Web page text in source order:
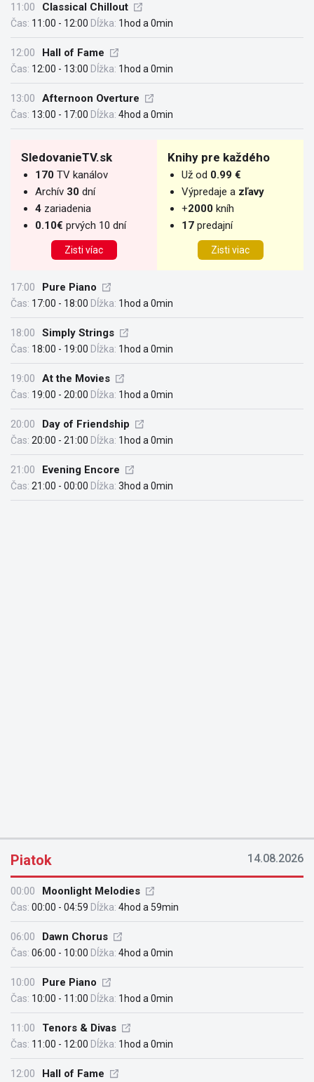
11:00 Classical Chillout
Čas: 11:00 - 12:00 Dĺžka: 1hod a 0min
12:00 Hall of Fame
Čas: 12:00 - 13:00 Dĺžka: 1hod a 0min
13:00 Afternoon Overture
Čas: 13:00 - 17:00 Dĺžka: 4hod a 0min
SledovanieTV.sk
170 TV kanálov
Archív 30 dní
4 zariadenia
0.10€ prvých 10 dní
Zisti víac
Knihy pre každého
Už od 0.99 €
Výpredaje a zľavy
+2000 kníh
17 predajní
Zisti viac
17:00 Pure Piano
Čas: 17:00 - 18:00 Dĺžka: 1hod a 0min
18:00 Simply Strings
Čas: 18:00 - 19:00 Dĺžka: 1hod a 0min
19:00 At the Movies
Čas: 19:00 - 20:00 Dĺžka: 1hod a 0min
20:00 Day of Friendship
Čas: 20:00 - 21:00 Dĺžka: 1hod a 0min
21:00 Evening Encore
Čas: 21:00 - 00:00 Dĺžka: 3hod a 0min
Piatok 14.08.2026
00:00 Moonlight Melodies
Čas: 00:00 - 04:59 Dĺžka: 4hod a 59min
06:00 Dawn Chorus
Čas: 06:00 - 10:00 Dĺžka: 4hod a 0min
10:00 Pure Piano
Čas: 10:00 - 11:00 Dĺžka: 1hod a 0min
11:00 Tenors & Divas
Čas: 11:00 - 12:00 Dĺžka: 1hod a 0min
12:00 Hall of Fame